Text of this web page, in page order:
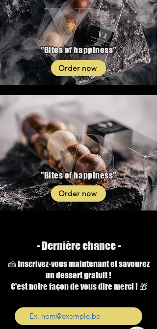
"Bites of happiness"
Order now
"Bites of happiness"
Order now
- Dernière chance -
🍰 Inscrivez-vous maintenant et savourez
un dessert gratuit !
C'est notre façon de vous dire merci ! 🎁